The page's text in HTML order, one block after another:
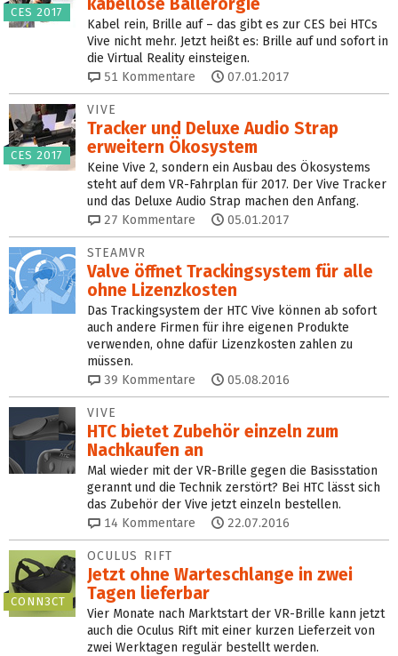
CES 2017
Kabel rein, Brille auf – das gibt es zur CES bei HTCs
Vive nicht mehr. Jetzt heißt es: Brille auf und sofort in
die Virtual Reality einsteigen.
51 Kommentare 07.01.2017
CES 2017
VIVE
Tracker und Deluxe Audio Strap
erweitern Ökosystem
Keine Vive 2, sondern ein Ausbau des Ökosystems
steht auf dem VR-Fahrplan für 2017. Der Vive Tracker
und das Deluxe Audio Strap machen den Anfang.
27 Kommentare 05.01.2017
STEAMVR
Valve öffnet Trackingsystem für alle
ohne Lizenzkosten
Das Trackingsystem der HTC Vive können ab sofort
auch andere Firmen für ihre eigenen Produkte
verwenden, ohne dafür Lizenzkosten zahlen zu
müssen.
39 Kommentare 05.08.2016
VIVE
HTC bietet Zubehör einzeln zum
Nachkaufen an
Mal wieder mit der VR-Brille gegen die Basisstation
gerannt und die Technik zerstört? Bei HTC lässt sich
das Zubehör der Vive jetzt einzeln bestellen.
14 Kommentare 22.07.2016
CONN3CT
OCULUS RIFT
Jetzt ohne Warteschlange in zwei
Tagen lieferbar
Vier Monate nach Marktstart der VR-Brille kann jetzt
auch die Oculus Rift mit einer kurzen Lieferzeit von
zwei Werktagen regulär bestellt werden.